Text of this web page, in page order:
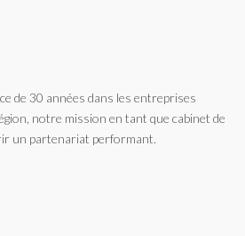
de 30 années dans les entreprises
notre mission en tant que cabinet de
un partenariat performant.